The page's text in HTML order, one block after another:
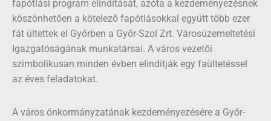
fapótlási program elindítását, azóta a kezdeményezésnek
köszönhetően a kötelező fapótlásokkal együtt több ezer
fát ültettek el Győrben a Győr-Szol Zrt. Városüzemeltetési
Igazgatóságának munkatársai. A város vezetői
szimbolikusan minden évben elindítják egy faültetéssel
az éves feladatokat.
A város önkormányzatának kezdeményezésére a Győr-